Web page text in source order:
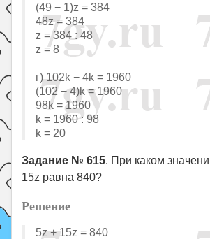
(49 − 1)z = 384
48z = 384
z = 384 : 48
z = 8
г) 102k − 4k = 1960
(102 − 4)k = 1960
98k = 1960
k = 1960 : 98
k = 20
Задание № 615. При каком
15z равна 840?
Решение
5z + 15z = 840